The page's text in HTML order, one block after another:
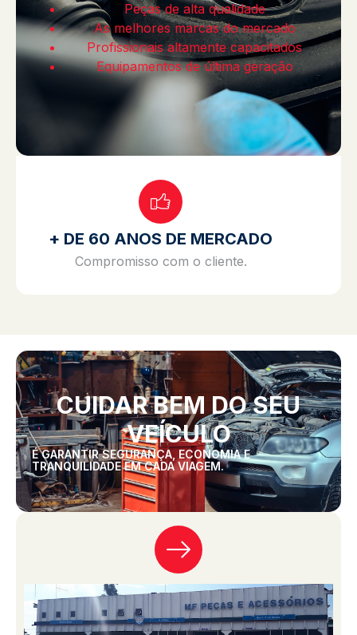
Peças de alta qualidade
As melhores marcas do mercado
Profissionais altamente capacitados
Equipamentos de última geração
+ DE 60 ANOS DE MERCADO
Compromisso com o cliente.
CUIDAR BEM DO SEU
VEÍCULO
É GARANTIR SEGURANÇA, ECONOMIA E
TRANQUILIDADE EM CADA VIAGEM.